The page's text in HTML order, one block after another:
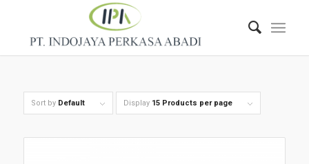
Sort by Default Display 15 Products per page